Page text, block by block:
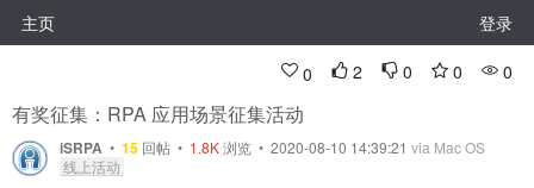
主页 登录
0 2 0 0 0
有奖征集：RPA 应用场景征集活动
iSRPA • 15 回帖 • 1.8K浏览 • 2020-08-10 14:39:21 via Mac OS
线上活动